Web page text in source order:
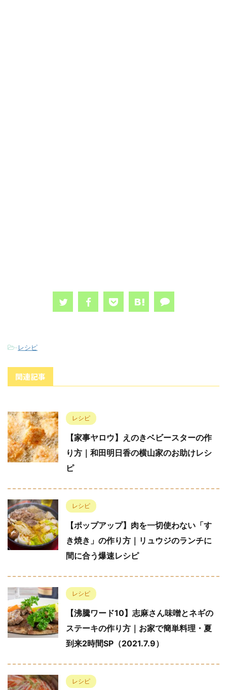
-レシピ
関連記事
レシピ
【家事ヤロウ】えのきベビースターの作
り方｜和田明日香の横山家のお助けレシ
ピ
レシピ
【ポップアップ】肉を一切使わない「す
き焼き」の作り方｜リュウジのランチに
間に合う爆速レシピ
レシピ
【沸騰ワード10】志麻さん味噌とネギの
ステーキの作り方｜お家で簡単料理・夏
到来2時間SP（2021.7.9）
レシピ